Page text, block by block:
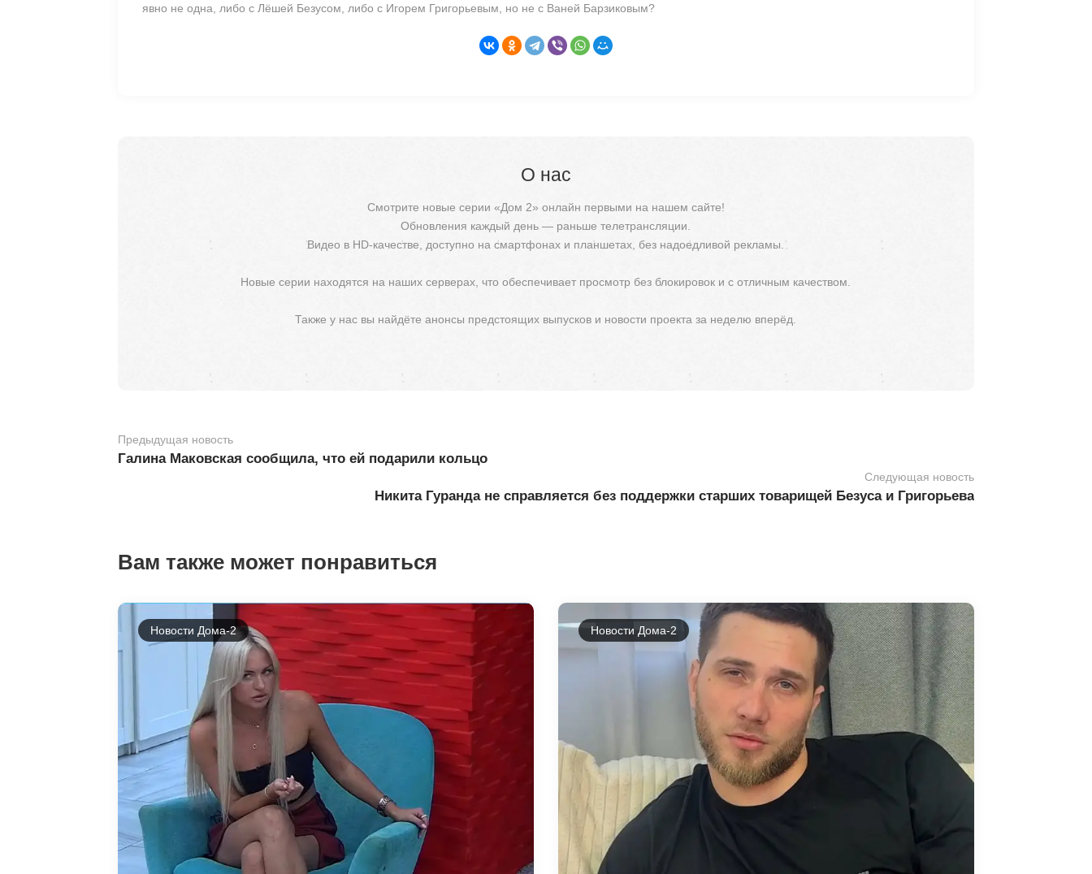
явно не одна, либо с Лёшей Безусом, либо с Игорем Григорьевым, но не с Ваней Барзиковым?
О нас
Смотрите новые серии «Дом 2» онлайн первыми на нашем сайте!
Обновления каждый день — раньше телетрансляции.
Видео в HD-качестве, доступно на смартфонах и планшетах, без надоедливой рекламы.
Новые серии находятся на наших серверах, что обеспечивает просмотр без блокировок и с отличным качеством.
Также у нас вы найдёте анонсы предстоящих выпусков и новости проекта за неделю вперёд.
Предыдущая новость
Галина Маковская сообщила, что ей подарили кольцо
Следующая новость
Никита Гуранда не справляется без поддержки старших товарищей Безуса и Григорьева
Вам также может понравиться
Новости Дома-2 Новости Дома-2